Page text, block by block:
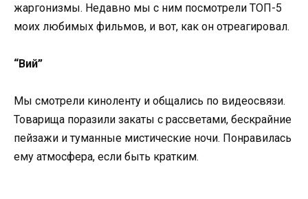
жаргонизмы. Недавно мы с ним посмотрели ТОП-5
моих любимых фильмов, и вот, как он отреагировал.
“Вий”
Мы смотрели киноленту и общались по видеосвязи.
Товарища поразили закаты с рассветами, бескрайние
пейзажи и туманные мистические ночи. Понравилась
ему атмосфера, если быть кратким.